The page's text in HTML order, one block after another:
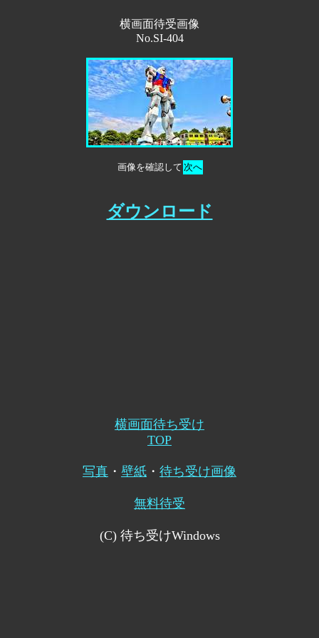
横画面待受画像
No.SI-404
画像を確認して 次へ
ダウンロード
横画面待ち受け
TOP
写真 ・ 壁紙 ・ 待ち受け画像
無料待受
(C) 待ち受けWindows